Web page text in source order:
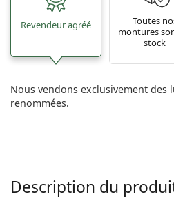
Revendeur agréé
Toutes
montures
stock
Nous vendons exclusivement des
renommées.
Description du